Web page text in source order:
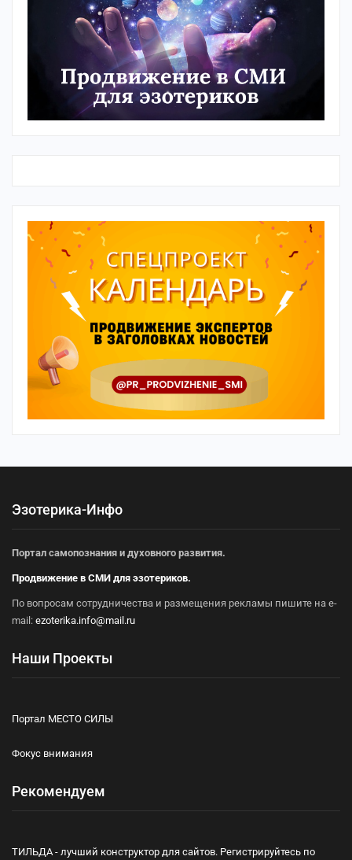
Эзотерика-Инфо
Портал самопознания и духовного развития.
Продвижение в СМИ для эзотериков.
По вопросам сотрудничества и размещения рекламы пишите на e-
mail: ezoterika.info@mail.ru
Наши Проекты
Портал МЕСТО СИЛЫ
Фокус внимания
Рекомендуем
ТИЛЬДА - лучший конструктор для сайтов. Регистрируйтесь по